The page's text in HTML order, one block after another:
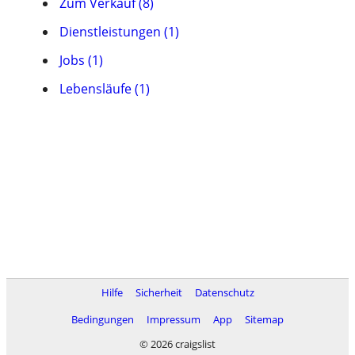
Dienstleistungen (1)
Jobs (1)
Lebensläufe (1)
Hilfe Sicherheit
Datenschutz
Bedingungen
Impressum App
Sitemap
© 2026 craigslist